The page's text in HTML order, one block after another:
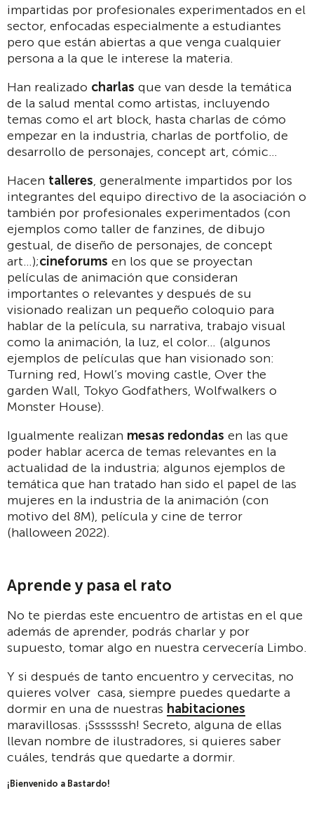
impartidas por profesionales experimentados en el
sector, enfocadas especialmente a estudiantes
pero que están abiertas a que venga cualquier
persona a la que le interese la materia.
Han realizado charlas que van desde la temática
de la salud mental como artistas, incluyendo
temas como el art block, hasta charlas de cómo
empezar en la industria, charlas de portfolio, de
desarrollo de personajes, concept art, cómic…
Hacen talleres, generalmente impartidos por los
integrantes del equipo directivo de la asociación o
también por profesionales experimentados (con
ejemplos como taller de fanzines, de dibujo
gestual, de diseño de personajes, de concept
art…);cineforums en los que se proyectan
películas de animación que consideran
importantes o relevantes y después de su
visionado realizan un pequeño coloquio para
hablar de la película, su narrativa, trabajo visual
como la animación, la luz, el color… (algunos
ejemplos de películas que han visionado son:
Turning red, Howl’s moving castle, Over the
garden Wall, Tokyo Godfathers, Wolfwalkers o
Monster House).
Igualmente realizan mesas redondas en las que
poder hablar acerca de temas relevantes en la
actualidad de la industria; algunos ejemplos de
temática que han tratado han sido el papel de las
mujeres en la industria de la animación (con
motivo del 8M), película y cine de terror
(halloween 2022).
Aprende y pasa el rato
No te pierdas este encuentro de artistas en el que
además de aprender, podrás charlar y por
supuesto, tomar algo en nuestra cervecería Limbo.
Y si después de tanto encuentro y cervecitas, no
quieres volver casa, siempre puedes quedarte a
dormir en una de nuestras habitaciones
maravillosas. ¡Sssssssh! Secreto, alguna de ellas
llevan nombre de ilustradores, si quieres saber
cuáles, tendrás que quedarte a dormir.
¡Bienvenido a Bastardo!